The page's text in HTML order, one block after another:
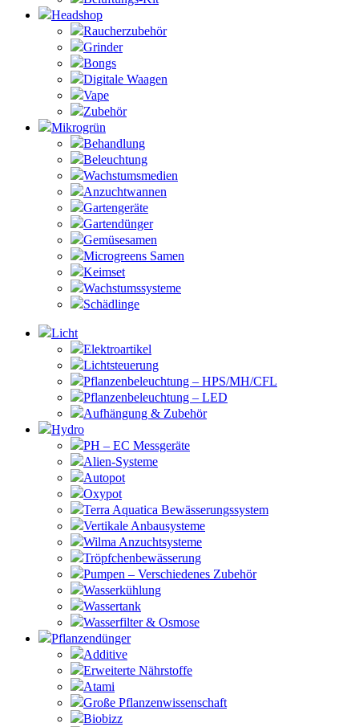
Headshop
Raucherzubehör
Grinder
Bongs
Digitale Waagen
Vape
Zubehör
Mikrogrün
Behandlung
Beleuchtung
Wachstumsmedien
Anzuchtwannen
Gartengeräte
Gartendünger
Gemüsesamen
Microgreens Samen
Keimset
Wachstumssysteme
Schädlinge
Licht
Elektroartikel
Lichtsteuerung
Pflanzenbeleuchtung – HPS/MH/CFL
Pflanzenbeleuchtung – LED
Aufhängung & Zubehör
Hydro
PH – EC Messgeräte
Alien-Systeme
Autopot
Oxypot
Terra Aquatica Bewässerungssystem
Vertikale Anbausysteme
Wilma Anzuchtsysteme
Tröpfchenbewässerung
Pumpen – Verschiedenes Zubehör
Wasserkühlung
Wassertank
Wasserfilter & Osmose
Pflanzendünger
Additive
Erweiterte Nährstoffe
Atami
Große Pflanzenwissenschaft
Biobizz